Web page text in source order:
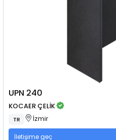
UPN 240
KOCAER ÇELİK
TR İzmir
İletişime geç